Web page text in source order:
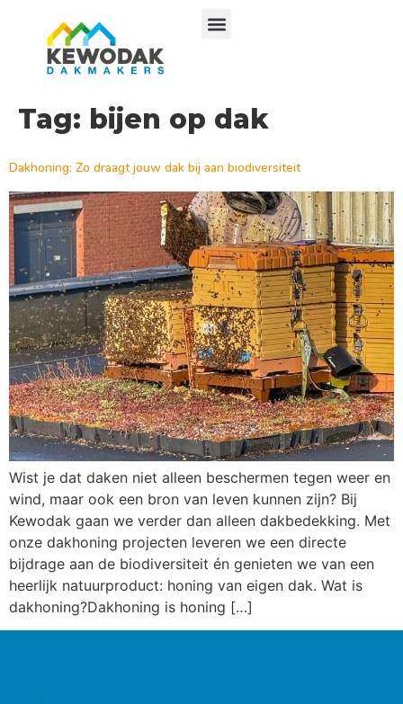
Tag: bijen op dak
Dakhoning: Zo draagt jouw dak bij aan biodiversiteit
Wist je dat daken niet alleen beschermen tegen weer en
wind, maar ook een bron van leven kunnen zijn? Bij
Kewodak gaan we verder dan alleen dakbedekking. Met
onze dakhoning projecten leveren we een directe
bijdrage aan de biodiversiteit én genieten we van een
heerlijk natuurproduct: honing van eigen dak. Wat is
dakhoning?Dakhoning is honing […]